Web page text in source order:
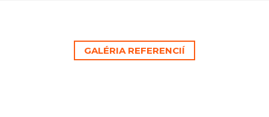
GALÉRIA REFERENCIÍ